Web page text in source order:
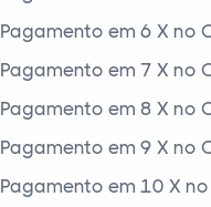
Pagamento em 6 X no
Pagamento em 7 X no
Pagamento em 8 X no
Pagamento em 9 X no
Pagamento em 10 X